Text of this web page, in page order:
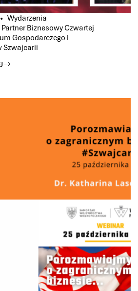
Wydarzenia
Partner Biznesowy Czwartej
Gospodarczego i
Szwajcarii